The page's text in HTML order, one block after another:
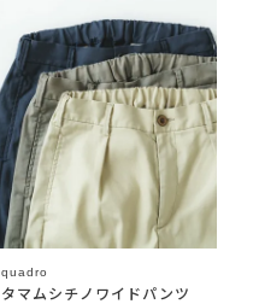
quadro
タマムシチノワイドパンツ